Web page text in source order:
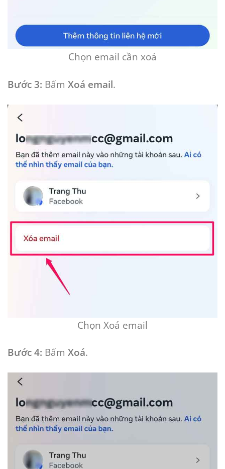
Chọn email cần xoá
Bước 3: Bấm Xoá email.
Chọn Xoá email
Bước 4: Bấm Xoá.